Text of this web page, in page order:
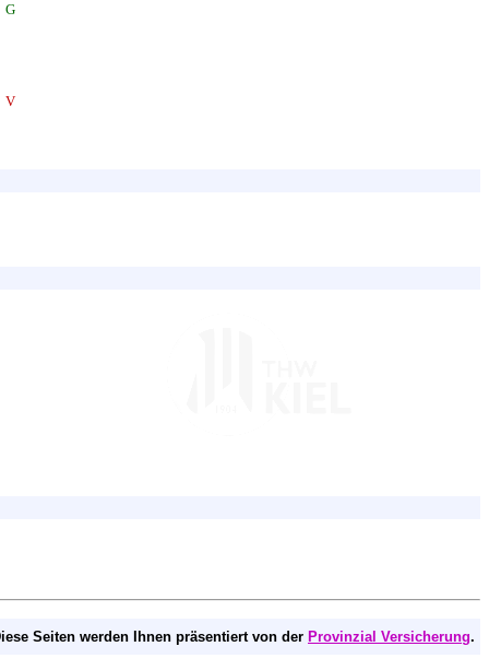
G
V
Seiten werden Ihnen präsentiert von der Provinzial Versicherung.